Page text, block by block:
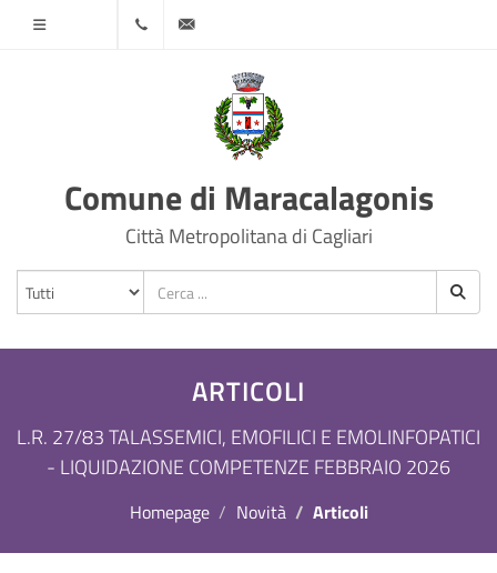
protocollo@comune.maracalagonis.ca.it
Comune di Maracalagonis
Città Metropolitana di Cagliari
ARTICOLI
L.R. 27/83 TALASSEMICI, EMOFILICI E EMOLINFOPATICI
- LIQUIDAZIONE COMPETENZE FEBBRAIO 2026
Homepage Novità Articoli